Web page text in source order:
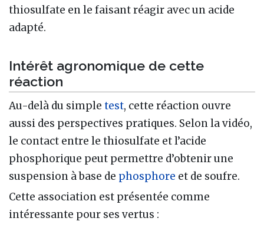
thiosulfate en le faisant réagir avec un acide
adapté.
Intérêt agronomique de cette
réaction
Au-delà du simple test, cette réaction ouvre
aussi des perspectives pratiques. Selon la vidéo,
le contact entre le thiosulfate et l’acide
phosphorique peut permettre d’obtenir une
suspension à base de phosphore et de soufre.
Cette association est présentée comme
intéressante pour ses vertus :